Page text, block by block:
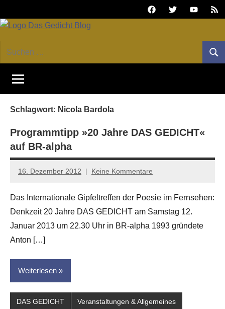
Inhalt
FacebookTwitterYoutube
GEDICHT
blog
Forum
von
DAS
Essay
und
Kritik
Suchen
nach:
Schlagwort: Nicola Bardola
Programmtipp »20 Jahre DAS GEDICHT«
auf BR-alpha
16. Dezember 2012
Anton
Leitner
Keine Kommentare
Das Internationale Gipfeltreffen der Poesie im Fernsehen:
Denkzeit 20 Jahre DAS GEDICHT am Samstag 12.
Januar 2013 um 22.30 Uhr in BR-alpha 1993 gründete
Anton […]
Weiterlesen
DAS GEDICHT Veranstaltungen & Allgemeines